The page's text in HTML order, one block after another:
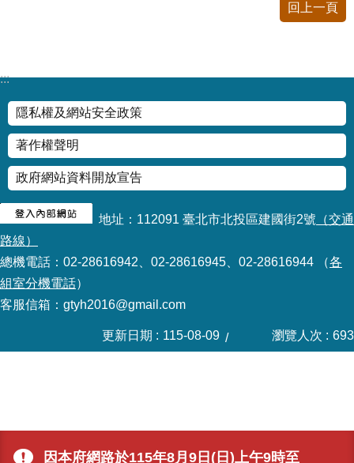
因本府網路於115年8月9日(日)上午9時至
回上一頁
:::
隱私權及網站安全政策
著作權聲明
政府網站資料開放宣告
地址：112091 臺北市北投區建國街2號 （交通
路線）
總機電話：02-28616942、02-28616945、02-28616944 （各
組室分機電話）
客服信箱：gtyh2016@gmail.com
更新日期 115-08-09 瀏覽人次 693